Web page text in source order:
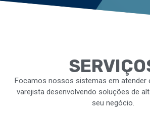
Focamos nossos sistemas em atender
varejista desenvolvendo soluções de
seu negócio.